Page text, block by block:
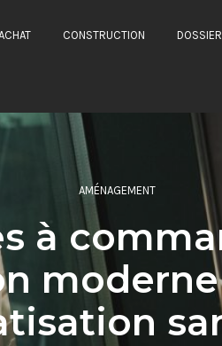
CONSTRUCTION
AMÉNAGEMENT
à